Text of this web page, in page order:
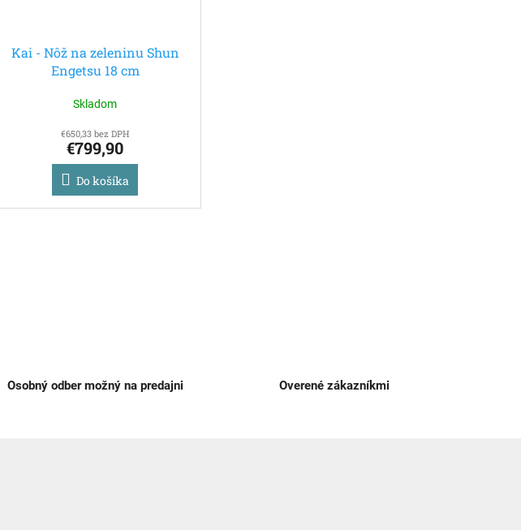
Kai - Nôž na zeleninu Shun
Engetsu 18 cm
Skladom
€650,33 bez DPH
€799,90
Do košíka
p
Osobný odber možný na predajni Overené zákazníkmi